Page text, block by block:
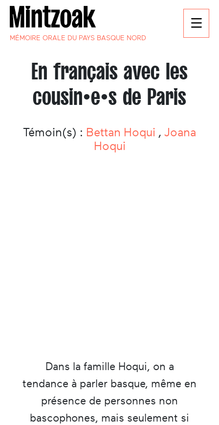
MÉMOIRE ORALE DU PAYS BASQUE NORD
En français avec les
cousin•e•s de Paris
Témoin(s) : Bettan Hoqui , Joana
Hoqui
Dans la famille Hoqui, on a
tendance à parler basque, même en
présence de personnes non
bascophones, mais seulement si